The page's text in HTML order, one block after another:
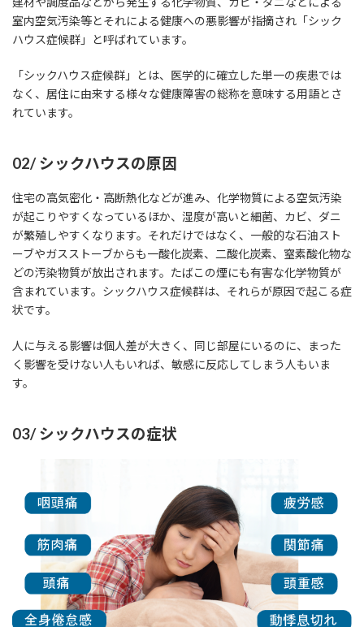
室内空気汚染等とそれによる健康への悪影響が指摘され「シック
ハウス症候群」と呼ばれています。
「シックハウス症候群」とは、医学的に確立した単一の疾患では
なく、居住に由来する様々な健康障害の総称を意味する用語とさ
れています。
​02/ シックハウスの原因
住宅の高気密化・高断熱化などが進み、化学物質による空気汚染
が起こりやすくなっているほか、湿度が高いと細菌、カビ、ダニ
が繁殖しやすくなります。それだけではなく、一般的な石油スト
ーブやガスストーブからも一酸化炭素、二酸化炭素、窒素酸化物な
どの汚染物質が放出されます。たばこの煙にも有害な化学物質が
含まれています。シックハウス症候群は、それらが原因で起こる症
状です。
人に与える影響は個人差が大きく、同じ部屋にいるのに、まった
く影響を受けない人もいれば、敏感に反応してしまう人もいま
す。
​03/ シックハウスの症状